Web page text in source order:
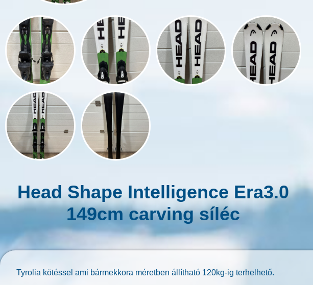
Head Shape Intelligence Era3.0
149cm carving síléc
Tyrolia kötéssel ami bármekkora méretben állítható 120kg-ig terhelhető.